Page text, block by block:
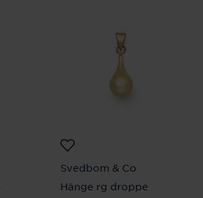
Svedbom & Co
Hänge rg droppe